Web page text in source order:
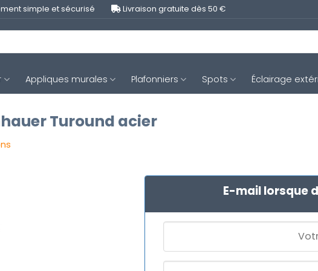
simple et sécurisé Livraison gratuite dès 50 €
Appliques murales Plafonniers Spots Éclairage
Turound acier
E-mail lorsque